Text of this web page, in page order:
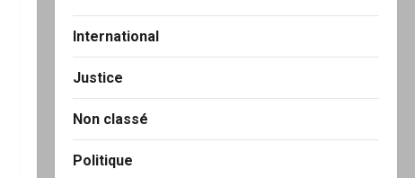
International
Justice
Non classé
Politique